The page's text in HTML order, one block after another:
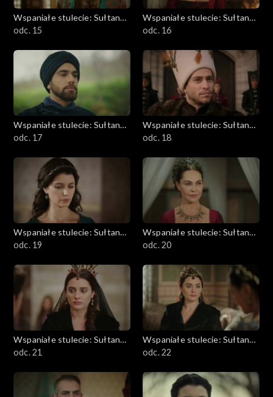
Wspaniałe stulecie: Sułtanka
Kösem
odc. 15
Wspaniałe stulecie: Sułtanka
Kösem
odc. 16
Wspaniałe stulecie: Sułtanka
Kösem
odc. 17
Wspaniałe stulecie: Sułtanka
Kösem
odc. 18
Wspaniałe stulecie: Sułtanka
Kösem
odc. 19
Wspaniałe stulecie: Sułtanka
Kösem
odc. 20
Wspaniałe stulecie: Sułtanka
Kösem
odc. 21
Wspaniałe stulecie: Sułtanka
Kösem
odc. 22